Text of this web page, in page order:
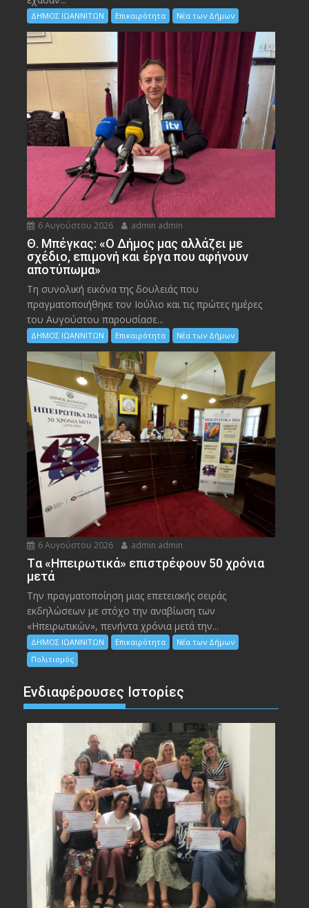
ΔΗΜΟΣ ΙΩΑΝΝΙΤΩΝ Επικαιρότητα Νέα των Δήμων
6 Αυγούστου 2026 admin admin
Θ. Μπέγκας: «Ο Δήμος μας αλλάζει με
σχέδιο, επιμονή και έργα που αφήνουν
αποτύπωμα»
Τη συνολική εικόνα της δουλειάς που
πραγματοποιήθηκε τον Ιούλιο και τις πρώτες ημέρες
του Αυγούστου παρουσίασε...
ΔΗΜΟΣ ΙΩΑΝΝΙΤΩΝ Επικαιρότητα Νέα των Δήμων
6 Αυγούστου 2026 admin admin
Tα «Ηπειρωτικά» επιστρέφουν 50 χρόνια
μετά
Την πραγματοποίηση μιας επετειακής σειράς
εκδηλώσεων με στόχο την αναβίωση των
«Ηπειρωτικών», πενήντα χρόνια μετά την...
ΔΗΜΟΣ ΙΩΑΝΝΙΤΩΝ Επικαιρότητα
Νέα των Δήμων
Πολιτισμός
Ενδιαφέρουσες Ιστορίες